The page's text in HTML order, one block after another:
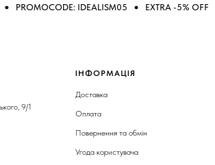
IDEALISM05 EXTRA -5% OFF
9/1
ІНФОРМАЦІЯ
Доставка
Оплата
Повернення та обмін
Угода користувача